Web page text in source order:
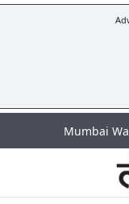
Mumbai Water Cut: